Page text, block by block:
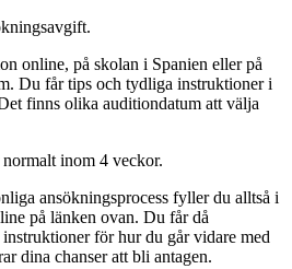
online, på skolan i Spanien eller på
Du får tips och tydliga instruktioner i
finns olika auditiondatum att välja
inom 4 veckor.
ansökningsprocess fyller du alltså i
på länken ovan. Du får då
för hur du går vidare med
dina chanser att bli antagen.